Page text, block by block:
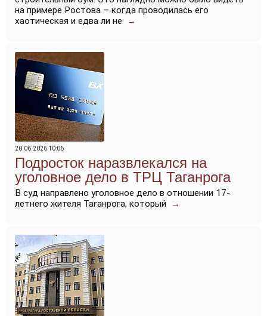
на примере Ростова – когда проводилась его
хаотическая и едва ли не
→
20.06.2026 10:06
Подросток наразвлекался на
уголовное дело в ТРЦ Таганрога
В суд направлено уголовное дело в отношении 17-
летнего жителя Таганрога, который
→